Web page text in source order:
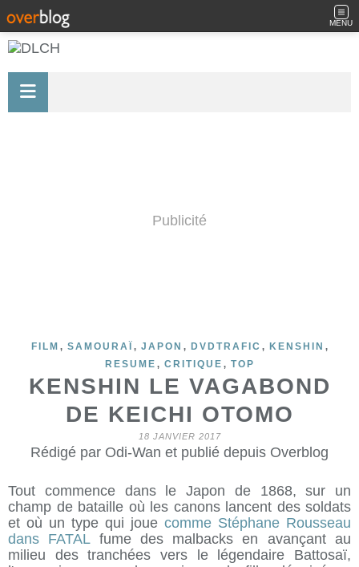
MENU
Publicité
FILM , SAMOURAÏ , JAPON , DVDTRAFIC , KENSHIN ,
RESUME , CRITIQUE , TOP
KENSHIN LE VAGABOND
DE KEICHI OTOMO
18 JANVIER 2017
Rédigé par Odi-Wan et publié depuis Overblog
Tout commence dans le Japon de 1868, sur un
champ de bataille où les canons lancent des soldats
et où un type qui joue comme Stéphane Rousseau
dans FATALfume des malbacks en avançant au
milieu des tranchées vers le légendaire Battosaï,